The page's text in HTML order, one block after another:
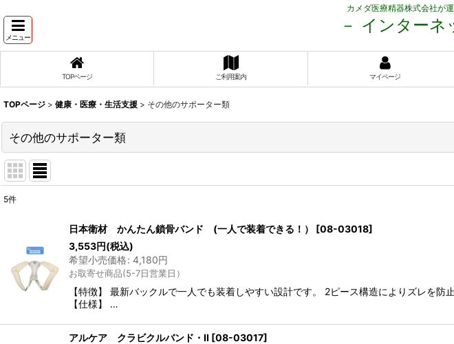
カメダ医療精器株式会社が
メニュー
－ インターネ
TOPページ ご利用案内 マイページ
TOPページ > 健康・医療・生活支援 > その他のサポーター類
その他のサポーター類
並び順:
絞
5件
日本衛材 かんたん鎖骨バンド (一人で装着できる！） [08-03018]
3,553円(税込)
希望小売価格: 4,180円
お取寄せ商品(5-7日営業日）
【特徴】 最新バックルで一人でも装着しやすい設計です。 2ピース構造によりズレを
【仕様】 …
アルケア クラビクルバンド・II [08-03017]